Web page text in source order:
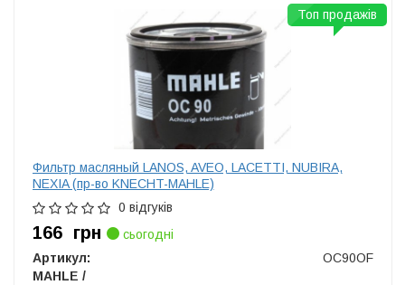
Фильтр масляный LANOS, AVEO, LACETTI, NUBIRA,
NEXIA (пр-во KNECHT-MAHLE)
0 відгуків
166 грн
сьогодні
Артикул:
OC90OF
MAHLE /
Топ продажів